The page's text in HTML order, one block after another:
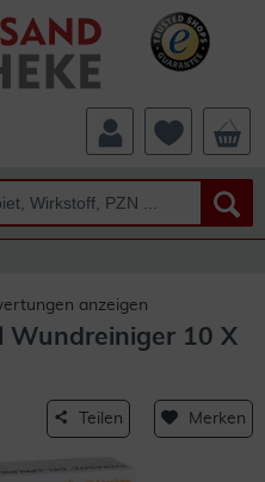
anzeigen
Wundreiniger 10 X
Teilen Merken